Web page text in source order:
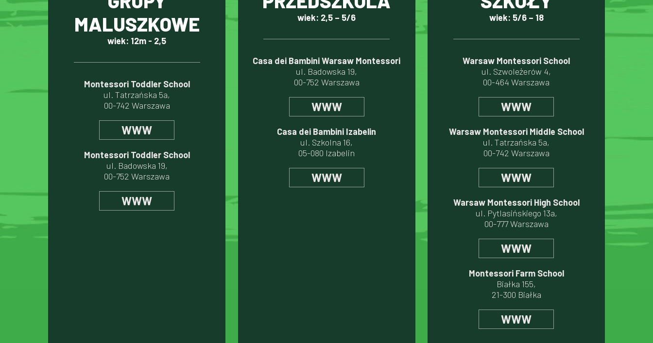
MALUSZKOWE
wiek: 12m - 2,5
Montessori Toddler School
ul. Tatrzańska 5a,
00-742 Warszawa
WWW
Montessori Toddler School
ul. Badowska 19,
00-752 Warszawa
WWW
wiek: 2,5 – 5/6
Casa dei Bambini Warsaw Montessori
ul. Badowska 19,
00-752 Warszawa
WWW
Casa dei Bambini Izabelin
ul. Szkolna 16,
05-080 Izabelin
WWW
wiek: 5/6 – 18
Warsaw Montessori School
ul. Szwoleżerów 4,
00-464 Warszawa
WWW
Warsaw Montessori Middle School
ul. Tatrzańska 5a,
00-742 Warszawa
WWW
Warsaw Montessori High School
ul. Pytlasińskiego 13a,
00-777 Warszawa
WWW
Montessori Farm School
Białka 155,
21-300 Białka
WWW